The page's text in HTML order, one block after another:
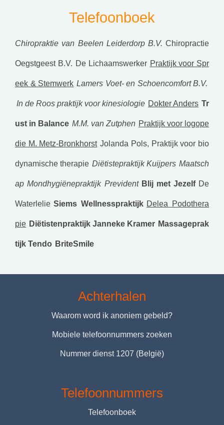
Telefoonboek
Chiropraktie van Beelen Leiderdorp B.V. Chiropractie
Oegstgeest B.V. De Lichaamswerker Praktijk voor Spr
eek & Stemwerk Lamers Voet- en Schoencomfort B.V.
In de Roos praktijk voor kinesiologie Dokter Anders Tr
ust in Balance M.M. van Zutphen Praktijk voor logope
die M. Metz-Bronkhorst Jolanda Pols, Praktijk voor bio
dynamische therapie Diëtistepraktijk Kuijpers Maatsch
ap Mondhygiënepraktijk Prevident Blij met Jezelf De
Waterlelie Siems Wellnesspraktijk Delea Podothera
pie Diëtistenpraktijk Janneke Kramer Massageprak
tijk Tendo BriteSmile
Achterhalen
Waarom word ik anoniem gebeld?
Mobiele telefoonnummers zoeken
Nummer dienst 1207 (België)
Telefoonnummers
Telefoonboek